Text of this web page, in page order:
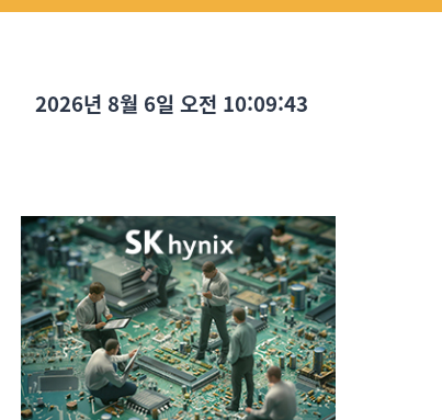
2026년 8월 6일 오전 10:09:44